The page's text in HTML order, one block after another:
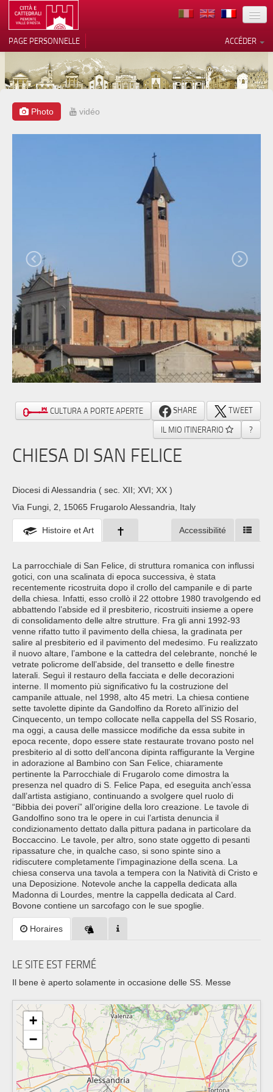
TERRITOIRE
ARCHITECTURE
MUSÉES
ITINÉRAIRES
PRESS
ACCÉDER
PAGE PERSONNELLE
Photo vidéo
CULTURA A PORTE APERTE SHARE
TWEET
IL MIO ITINERARIO
?
CHIESA DI SAN FELICE
Diocesi di Alessandria ( sec. XII; XVI; XX )
Via Fungi, 2, 15065 Frugarolo Alessandria, Italy
Histoire et Art Accessibilité
La parrocchiale di San Felice, di struttura romanica con influssi
gotici, con una scalinata di epoca successiva, è stata
recentemente ricostruita dopo il crollo del campanile e di parte
della chiesa. Infatti, esso crollò il 22 ottobre 1980 travolgendo ed
abbattendo l’abside ed il presbiterio, ricostruiti insieme a opere
di consolidamento delle altre strutture. Fra gli anni 1992-93
venne rifatto tutto il pavimento della chiesa, la gradinata per
salire al presbiterio ed il pavimento del medesimo. Fu realizzato
il nuovo altare, l’ambone e la cattedra del celebrante, nonché le
vetrate policrome dell’abside, del transetto e delle finestre
laterali. Seguì il restauro della facciata e delle decorazioni
interne. Il momento più significativo fu la costruzione del
campanile attuale, nel 1998, alto 45 metri. La chiesa contiene
sette tavolette dipinte da Gandolfino da Roreto all’inizio del
Cinquecento, un tempo collocate nella cappella del SS Rosario,
ma oggi, a causa delle massicce modifiche da essa subite in
epoca recente, dopo essere state restaurate trovano posto nel
presbiterio al di sotto dell’ancona dipinta raffigurante la Vergine
in adorazione al Bambino con San Felice, chiaramente
pertinente la Parrocchiale di Frugarolo come dimostra la
presenza nel quadro di S. Felice Papa, ed eseguita anch’essa
dall’artista astigiano, continuando a svolgere quel ruolo di
“Bibbia dei poveri” all’origine della loro creazione. Le tavole di
Gandolfino sono tra le opere in cui l’artista denuncia il
condizionamento dettato dalla pittura padana in particolare da
Boccaccino. Le tavole, per altro, sono state oggetto di pesanti
ripassature che, in qualche caso, si sono spinte sino a
ridiscutere completamente l’impaginazione della scena. La
chiesa conserva una tavola a tempera con la Natività di Cristo e
una Deposizione. Notevole anche la cappella dedicata alla
Madonna di Lourdes, mentre la cappella dedicata al Card.
Bovone contiene un sarcofago con le sue spoglie.
Horaires
LE SITE EST FERMÉ
Il bene è aperto solamente in occasione delle SS. Messe
+
−
Vos choix en matière de